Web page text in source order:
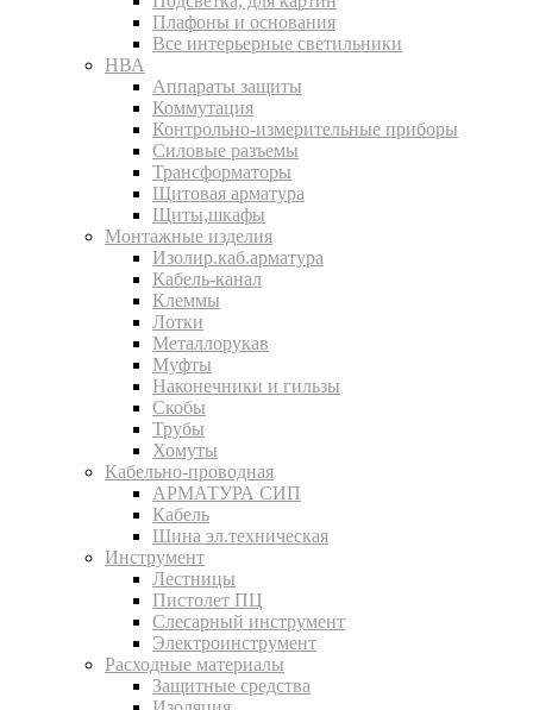
Плафоны и основания
Все интерьерные светильники
НВА
Аппараты защиты
Коммутация
Контрольно-измерительные приборы
Силовые разъемы
Трансформаторы
Щитовая арматура
Щиты,шкафы
Монтажные изделия
Изолир.каб.арматура
Кабель-канал
Клеммы
Лотки
Металлорукав
Муфты
Наконечники и гильзы
Скобы
Трубы
Хомуты
Кабельно-проводная
АРМАТУРА СИП
Кабель
Шина эл.техническая
Инструмент
Лестницы
Пистолет ПЦ
Слесарный инструмент
Электроинструмент
Расходные материалы
Защитные средства